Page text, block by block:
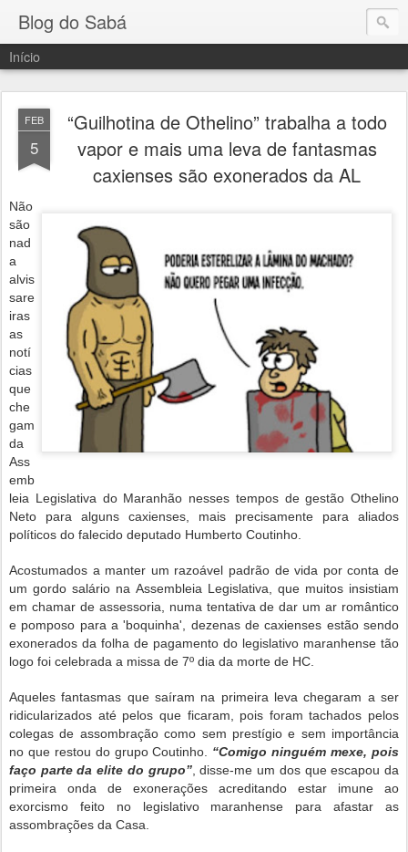
Blog do Sabá
Início
FEB
5
“Guilhotina de Othelino” trabalha a todo
vapor e mais uma leva de fantasmas
caxienses são exonerados da AL
Não
são
nad
a
alvis
sare
iras
as
notí
cias
que
che
gam
da
Ass
emb
leia Legislativa do Maranhão nesses tempos de gestão Othelino
Neto para alguns caxienses, mais precisamente para aliados
políticos do falecido deputado Humberto Coutinho.
Acostumados a manter um razoável padrão de vida por conta de
um gordo salário na Assembleia Legislativa, que muitos insistiam
em chamar de assessoria, numa tentativa de dar um ar romântico
e pomposo para a 'boquinha', dezenas de caxienses estão sendo
exonerados da folha de pagamento do legislativo maranhense tão
logo foi celebrada a missa de 7º dia da morte de HC.
Aqueles fantasmas que saíram na primeira leva chegaram a ser
ridicularizados até pelos que ficaram, pois foram tachados pelos
colegas de assombração como sem prestígio e sem importância
no que restou do grupo Coutinho. “Comigo ninguém mexe, pois
faço parte da elite do grupo”, disse-me um dos que escapou da
primeira onda de exonerações acreditando estar imune ao
exorcismo feito no legislativo maranhense para afastar as
assombrações da Casa.